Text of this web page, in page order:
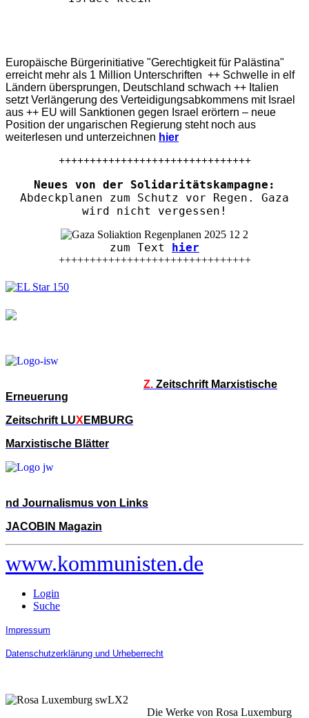
Europäische Bürgerinitiative "Gerechtigkeit für Palästina"
erreicht mehr als 1 Million Unterschriften ++ Schwelle in elf
Ländern übersprungen, Deutschland schwach ++ Italien
setzt Verlängerung des Verteidigungsabkommens mit Israel
aus ++ EU will Sanktionen gegen Israel erörtern – neue
Position der ungarischen Regierung steht noch aus
weiterlesen und unterzeichnen hier
+++++++++++++++++++++++++++++++
Neues von der Solidaritätskampagne:
Abdeckplanen zum Schutz vor Regen. Gaza
wird nicht vergessen!
zum Text hier
+++++++++++++++++++++++++++++++
Z. Zeitschrift Marxistische
Erneuerung
Zeitschrift LUX EMBURG
Marxistische Blätter
nd Journalismus von Links
JACOBIN Magazin
www.kommunisten.de
Login
Suche
Impressum
Datenschutzerklärung und Urheberrecht
Die Werke von Rosa Luxemburg